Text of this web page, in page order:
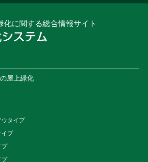
化に関する総合情報サイト
屋上緑化
タイプ
プ
プ
プ